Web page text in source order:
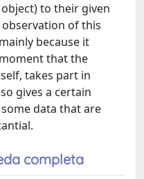
to their given
observation of this
because it
that the
takes part in
gives a certain
data that are
completa